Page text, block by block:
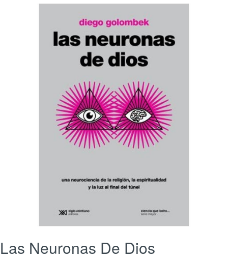
Las Neuronas De Dios